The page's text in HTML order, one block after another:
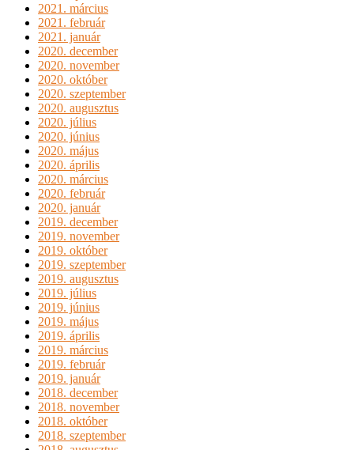
2021. március
2021. február
2021. január
2020. december
2020. november
2020. október
2020. szeptember
2020. augusztus
2020. július
2020. június
2020. május
2020. április
2020. március
2020. február
2020. január
2019. december
2019. november
2019. október
2019. szeptember
2019. augusztus
2019. július
2019. június
2019. május
2019. április
2019. március
2019. február
2019. január
2018. december
2018. november
2018. október
2018. szeptember